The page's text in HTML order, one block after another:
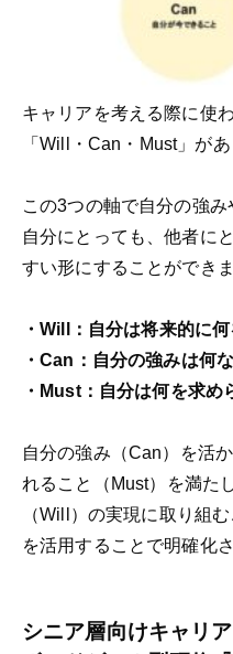
キャリアを考える際に使
「Will・Can・Must」があ
この3つの軸で自分の強み
自分にとっても、他者に
すい形にすることができま
・Will：自分は将来的に
・Can：自分の強みは何
・Must：自分は何を求め
自分の強み（Can）を活
れること（Must）を満た
（Will）の実現に取り組
を活用することで明確化さ
シニア層向けキャリ